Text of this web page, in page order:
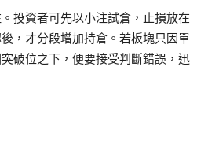
投資者可先以小注試倉，止損放在
，才分段增加持倉。若板塊只因單
破位之下，便要接受判斷錯誤，迅